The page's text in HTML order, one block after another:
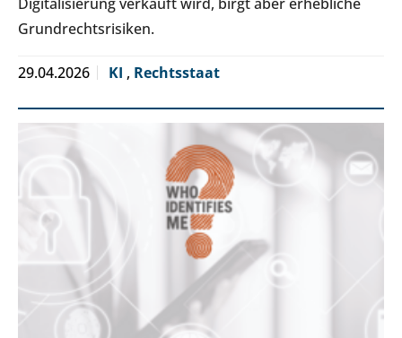
Grundrechtsrisiken.
29.04.2026 KI , Rechtsstaat